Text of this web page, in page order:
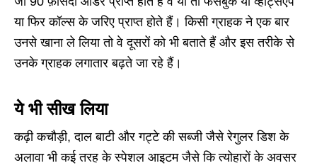
या फिर कॉल्स के जरिए प्राप्त होते हैं। किसी ग्राहक ने एक बार
उनसे खाना ले लिया तो वे दूसरों को भी बताते हैं और इस तरीके से
उनके ग्राहक लगातार बढ़ते जा रहे हैं।
ये भी सीख लिया
कढ़ी कचौड़ी, दाल बाटी और गट्टे की सब्जी जैसे रेगुलर डिश के
अलावा भी कई तरह के स्पेशल आइटम जैसे कि त्योहारों के अवसर